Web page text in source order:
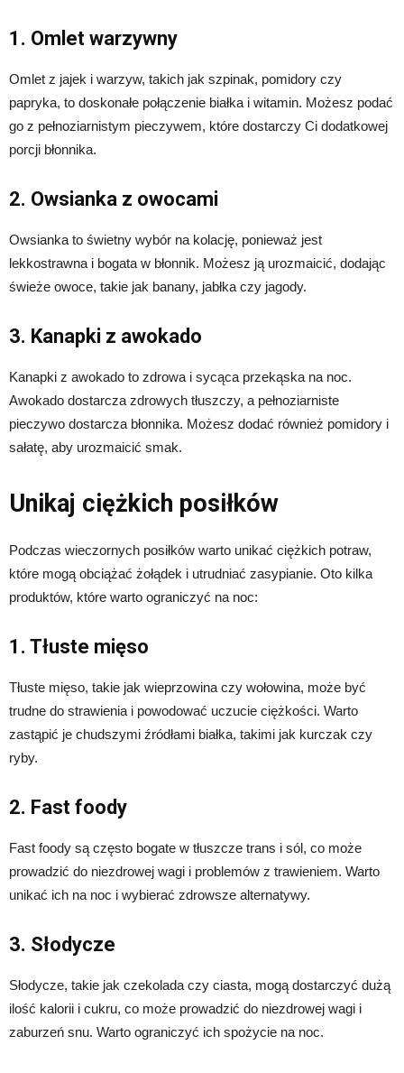
1. Omlet warzywny
Omlet z jajek i warzyw, takich jak szpinak, pomidory czy
papryka, to doskonałe połączenie białka i witamin. Możesz podać
go z pełnoziarnistym pieczywem, które dostarczy Ci dodatkowej
porcji błonnika.
2. Owsianka z owocami
Owsianka to świetny wybór na kolację, ponieważ jest
lekkostrawna i bogata w błonnik. Możesz ją urozmaicić, dodając
świeże owoce, takie jak banany, jabłka czy jagody.
3. Kanapki z awokado
Kanapki z awokado to zdrowa i sycąca przekąska na noc.
Awokado dostarcza zdrowych tłuszczy, a pełnoziarniste
pieczywo dostarcza błonnika. Możesz dodać również pomidory i
sałatę, aby urozmaicić smak.
Unikaj ciężkich posiłków
Podczas wieczornych posiłków warto unikać ciężkich potraw,
które mogą obciążać żołądek i utrudniać zasypianie. Oto kilka
produktów, które warto ograniczyć na noc:
1. Tłuste mięso
Tłuste mięso, takie jak wieprzowina czy wołowina, może być
trudne do strawienia i powodować uczucie ciężkości. Warto
zastąpić je chudszymi źródłami białka, takimi jak kurczak czy
ryby.
2. Fast foody
Fast foody są często bogate w tłuszcze trans i sól, co może
prowadzić do niezdrowej wagi i problemów z trawieniem. Warto
unikać ich na noc i wybierać zdrowsze alternatywy.
3. Słodycze
Słodycze, takie jak czekolada czy ciasta, mogą dostarczyć dużą
ilość kalorii i cukru, co może prowadzić do niezdrowej wagi i
zaburzeń snu. Warto ograniczyć ich spożycie na noc.